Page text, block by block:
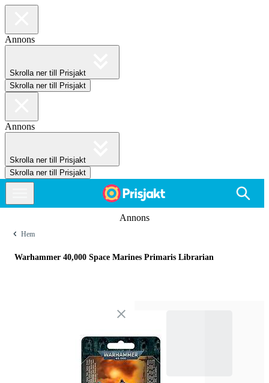
Annons
Skrolla ner till Prisjakt
Skrolla ner till Prisjakt
Annons
Skrolla ner till Prisjakt
Skrolla ner till Prisjakt
Annons
Hem
Warhammer 40,000 Space Marines Primaris Librarian